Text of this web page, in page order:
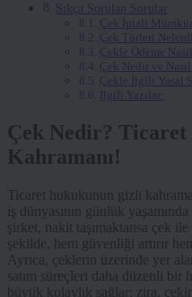
Sıkça Sorulan Sorular
Çek İptali
Çek Türleri
Çekle Ödeme
Çek Nedir ve Nasıl
Çekle İlgili Yasal
İlgili Yazılar:
Çek Nedir?
Kahramanı!
Ticaret hukukunun gizli
iş dünyasının günlük
şirket, nakit taşımaktansa çek
şekilde, hem güvenliği artırır
Ayrıca, çeklerin üzerinde yer
satım süreçleri daha düzenli bir
büyük kolaylık sağlar; zira,